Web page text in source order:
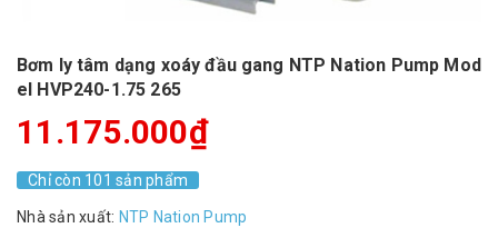
Bơm ly tâm dạng xoáy đầu gang NTP Nation Pump Mod
el HVP240-1.75 265
11.175.000₫
Chỉ còn 101 sản phẩm
Nhà sản xuất: NTP Nation Pump